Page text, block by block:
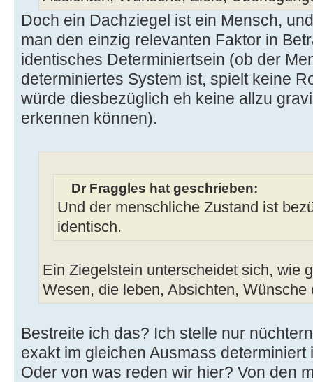
Doch ein Dachziegel ist ein Mensch,
man den einzig relevanten Faktor in
identisches Determiniertsein (ob der
determiniertes System ist, spielt keine
würde diesbezüglich eh keine allzu
erkennen können).
Dr Fraggles hat geschrieben:
Und der menschliche Zustand ist
identisch.
Ein Ziegelstein unterscheidet sich, wie
Wesen, die leben, Absichten, Wünsche
Bestreite ich das? Ich stelle nur
exakt im gleichen Ausmass
Oder von was reden wir hier? Von den